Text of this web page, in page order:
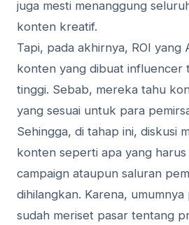
juga mesti menanggung
konten kreatif.
Tapi, pada akhirnya, ROI yang
konten yang dibuat influencer
tinggi. Sebab, mereka tahu
yang sesuai untuk para
Sehingga, di tahap ini, diskusi
konten seperti apa yang
campaign ataupun saluran
dihilangkan. Karena,
sudah meriset pasar tentang